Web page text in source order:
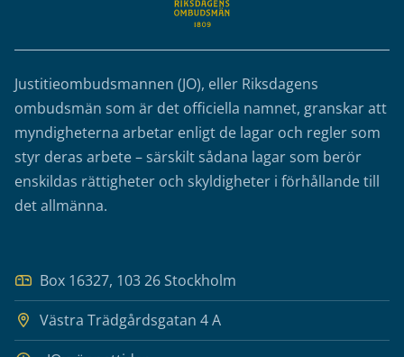
Justitieombudsmannen (JO), eller Riksdagens
ombudsmän som är det officiella namnet, granskar att
myndigheterna arbetar enligt de lagar och regler som
styr deras arbete – särskilt sådana lagar som berör
enskildas rättigheter och skyldigheter i förhållande till
det allmänna.
Box 16327, 103 26 Stockholm
Västra Trädgårdsgatan 4 A